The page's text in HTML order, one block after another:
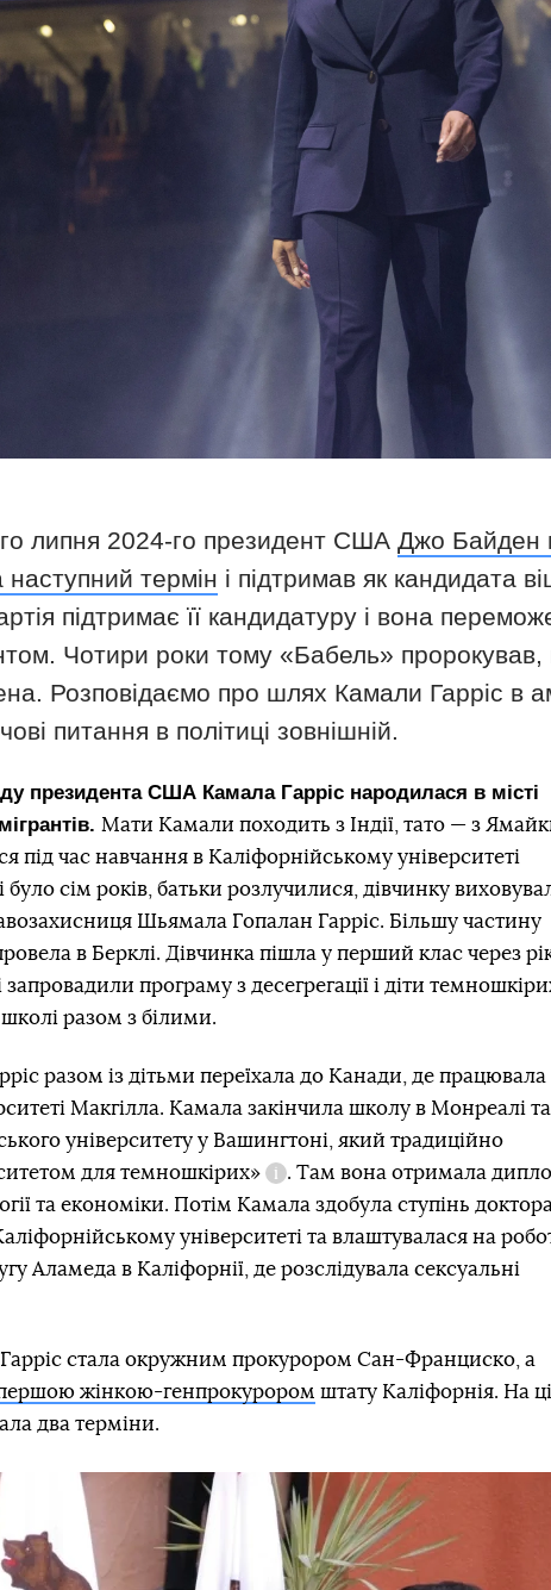
липня 2024-го президент США Джо Байден
термін і підтримав як кандидата
підтримає її кандидатуру і вона
Чотири роки тому «Бабель»
Розповідаємо про шлях Камали Гарріс в
питання в політиці зовнішній.
президента США Камала Гарріс народилася в місті
Мати Камали походить з Індії, тато — з
під час навчання в Каліфорнійському університеті
сім років, батьки розлучилися, дівчинку
Шьямала Гопалан Гарріс. Більшу частину
в Берклі. Дівчинка пішла у перший клас через
запровадили програму з десегрегації і діти
разом з білими.
разом із дітьми переїхала до Канади, де працювала
Макгілла. Камала закінчила школу в Монреалі та
університету у Вашингтоні, який традиційно
для темношкірих»
Довідка
. Там вона отримала
та економіки. Потім Камала здобула ступінь доктора
університеті та влаштувалася на
Аламеда в Каліфорнії, де розслідувала сексуальні
стала окружним прокурором Сан-Франциско, а
жінкою-генпрокурором штату Каліфорнія. На
два терміни.